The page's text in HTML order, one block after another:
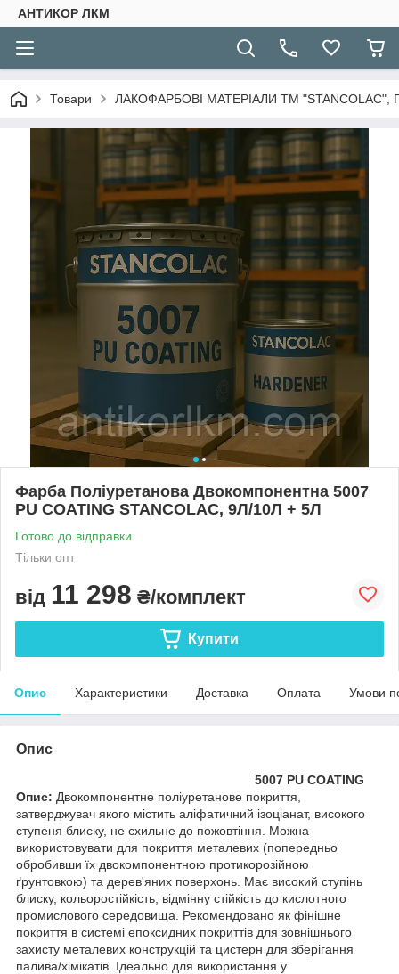
АНТИКОР ЛКМ
Товари ЛАКОФАРБОВІ МАТЕРІАЛИ ТМ "STANCOLAC",
Фарба Поліуретанова Двокомпонентна 5007
PU COATING STANCOLAC, 9Л/10Л + 5Л
Готово до відправки
Тільки опт
від 11 298 ₴/комплект
Купити
Опис Характеристики Доставка Оплата Умови
Опис
5007 PU COATING
Опис: Двокомпонентне поліуретанове покриття,
затверджувач якого містить аліфатичний ізоціанат, високого
ступеня блиску, не схильне до пожовтіння. Можна
використовувати для покриття металевих (попередньо
обробивши їх двокомпонентною протикорозійною
ґрунтовкою) та дерев'яних поверхонь. Має високий ступінь
блиску, кольоростійкість, відмінну стійкість до кислотного
промислового середовища. Рекомендовано як фінішне
покриття в системі епоксидних покриттів для зовнішнього
захисту металевих конструкцій та цистерн для зберігання
палива/хімікатів. Ідеально для використання у